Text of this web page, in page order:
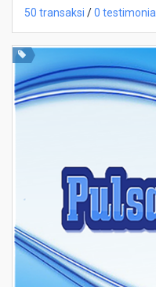
50 transaksi /0 testimonial